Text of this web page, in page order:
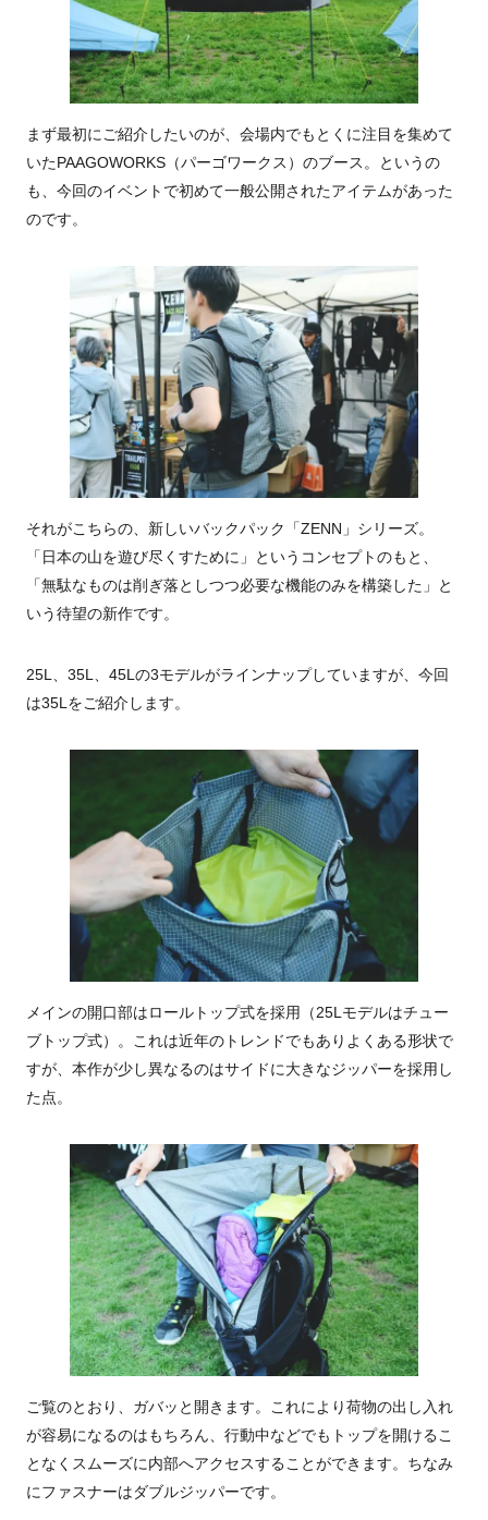
まず最初にご紹介したいのが、会場内でもとくに注目を集めて
いたPAAGOWORKS（パーゴワークス）のブース。というの
も、今回のイベントで初めて一般公開されたアイテムがあった
のです。
それがこちらの、新しいバックパック「ZENN」シリーズ。
「日本の山を遊び尽くすために」というコンセプトのもと、
「無駄なものは削ぎ落としつつ必要な機能のみを構築した」と
いう待望の新作です。
25L、35L、45Lの3モデルがラインナップしていますが、今回
は35Lをご紹介します。
メインの開口部はロールトップ式を採用（25Lモデルはチュー
ブトップ式）。これは近年のトレンドでもありよくある形状で
すが、本作が少し異なるのはサイドに大きなジッパーを採用し
た点。
ご覧のとおり、ガバッと開きます。これにより荷物の出し入れ
が容易になるのはもちろん、行動中などでもトップを開けるこ
となくスムーズに内部へアクセスすることができます。ちなみ
にファスナーはダブルジッパーです。